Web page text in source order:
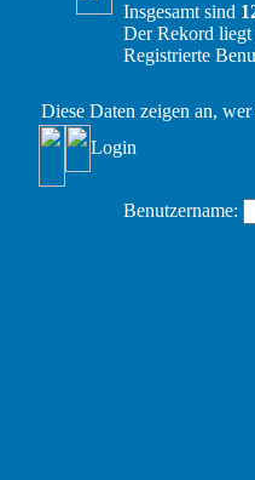
Insgesamt sind
Der Rekord liegt
Registrierte
Diese Daten zeigen an,
Login
Benutzername: